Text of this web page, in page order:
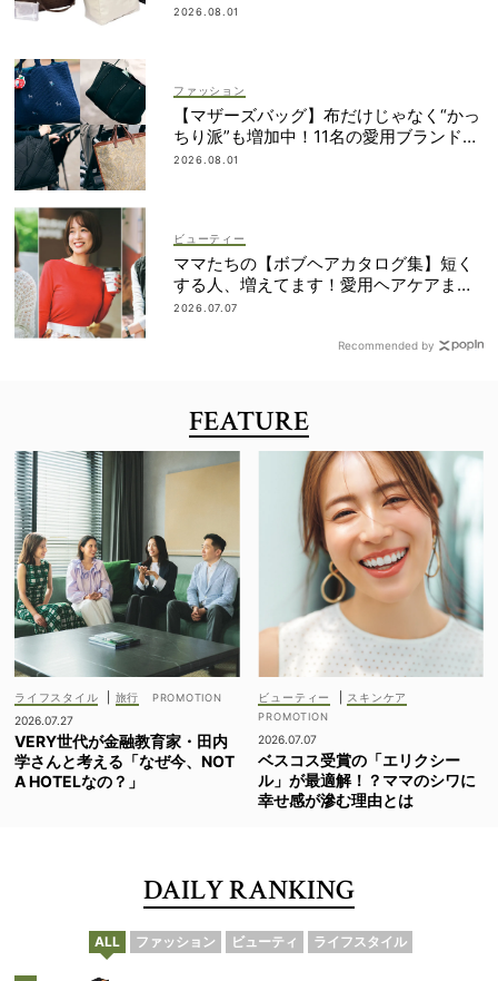
2026.08.01
ファッション
【マザーズバッグ】布だけじゃなく“かっ
ちり派”も増加中！11名の愛用ブランド
は？
2026.08.01
ビューティー
ママたちの【ボブヘアカタログ集】短く
する人、増えてます！愛用ヘアケアまで
全部見せ
2026.07.07
Recommended by
FEATURE
ライフスタイル
旅行
2026.07.27
VERY世代が金融教育家・田内
学さんと考える「なぜ今、NOT
A HOTELなの？」
ビューティー スキンケア
2026.07.07
ベスコス受賞の「エリクシー
ル」が最適解！？ママのシワに
幸せ感が滲む理由とは
DAILY RANKING
ALL ファッション ビューティ ライフスタイル